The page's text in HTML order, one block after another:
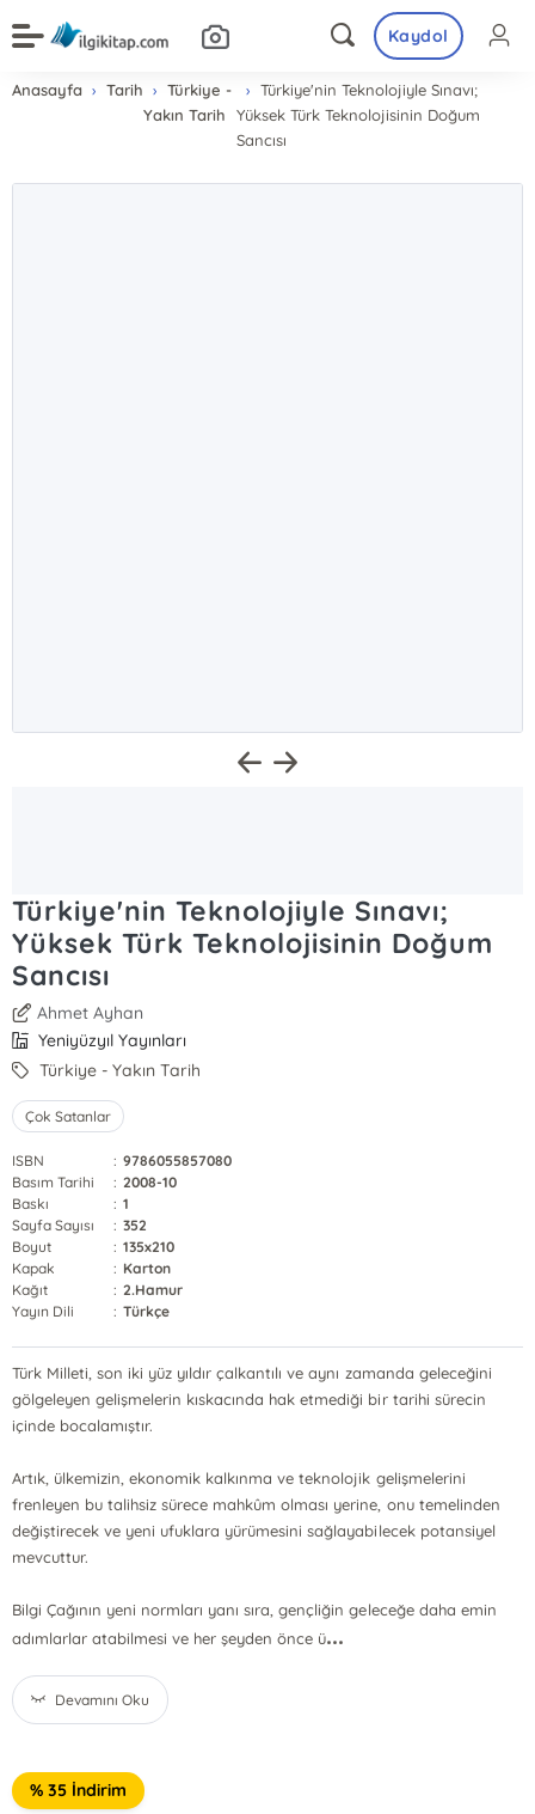
Kaydol
Anasayfa Tarih
Türkiye -
Yakın Tarih
Türkiye'nin Teknolojiyle Sınavı;
Yüksek Türk Teknolojisinin Doğum
Sancısı
Türkiye'nin Teknolojiyle Sınavı;
Yüksek Türk Teknolojisinin Doğum
Sancısı
Ahmet Ayhan
Yeniyüzyıl Yayınları
Türkiye - Yakın Tarih
Çok Satanlar
ISBN : 9786055857080
Basım Tarihi
: 2008-10
Baskı
: 1
Sayfa Sayısı
: 352
Boyut
: 135x210
Kapak
: Karton
Kağıt
: 2.Hamur
Yayın Dili
: Türkçe
Türk Milleti, son iki yüz yıldır çalkantılı ve aynı zamanda geleceğini
gölgeleyen gelişmelerin kıskacında hak etmediği bir tarihi sürecin
içinde bocalamıştır.
Artık, ülkemizin, ekonomik kalkınma ve teknolojik gelişmelerini
frenleyen bu talihsiz sürece mahkûm olması yerine, onu temelinden
değiştirecek ve yeni ufuklara yürümesini sağlayabilecek potansiyel
mevcuttur.
Bilgi Çağının yeni normları yanı sıra, gençliğin geleceğe daha emin
adımlarlar atabilmesi ve her şeyden önce ü...
Devamını Oku
% 35 İndirim